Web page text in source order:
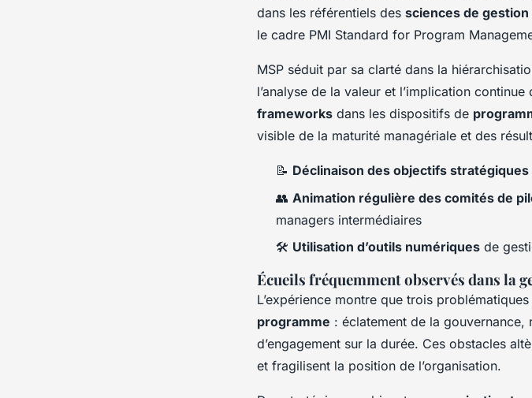
dans les référentiels des sciences de gestion
le cadre PMI Standard for Program
MSP séduit par sa clarté dans la
l’analyse de la valeur et l’implication
frameworks dans les dispositifs de
visible de la maturité managériale et des
📝 Déclinaison des objectifs stratégiques
👥 Animation régulière des comités de
managers intermédiaires
🛠️ Utilisation d’outils numériques de
Écueils fréquemment observés dans la
L’expérience montre que trois
programme : éclatement de la gouvernance,
d’engagement sur la durée. Ces obstacles
et fragilisent la position de l’organisation.